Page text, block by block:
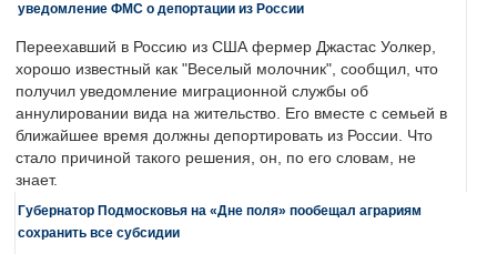
уведомление ФМС о депортации из России
Переехавший в Россию из США фермер Джастас Уолкер,
хорошо известный как "Веселый молочник", сообщил, что
получил уведомление миграционной службы об
аннулировании вида на жительство. Его вместе с семьей в
ближайшее время должны депортировать из России. Что
стало причиной такого решения, он, по его словам, не
знает.
Губернатор Подмосковья на «Дне поля» пообещал аграриям
сохранить все субсидии